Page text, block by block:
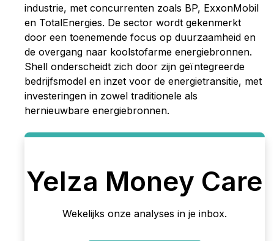
industrie, met concurrenten zoals BP, ExxonMobil
en TotalEnergies. De sector wordt gekenmerkt
door een toenemende focus op duurzaamheid en
de overgang naar koolstofarme energiebronnen.
Shell onderscheidt zich door zijn geïntegreerde
bedrijfsmodel en inzet voor de energietransitie, met
investeringen in zowel traditionele als
hernieuwbare energiebronnen.
Yelza Money Care
Wekelijks onze analyses in je inbox.